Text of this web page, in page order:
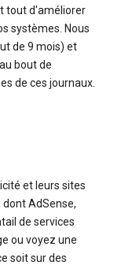
tout d'améliorer
systèmes. Nous
de 9 mois) et
bout de
de ces journaux.
et leurs sites
AdSense,
de services
ou voyez une
soit sur des